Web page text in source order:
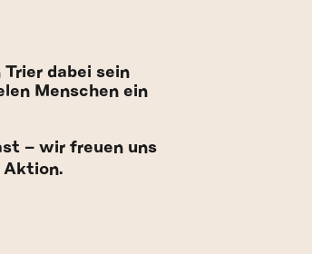
dabei sein
Menschen ein
– wir freuen uns
Aktion.